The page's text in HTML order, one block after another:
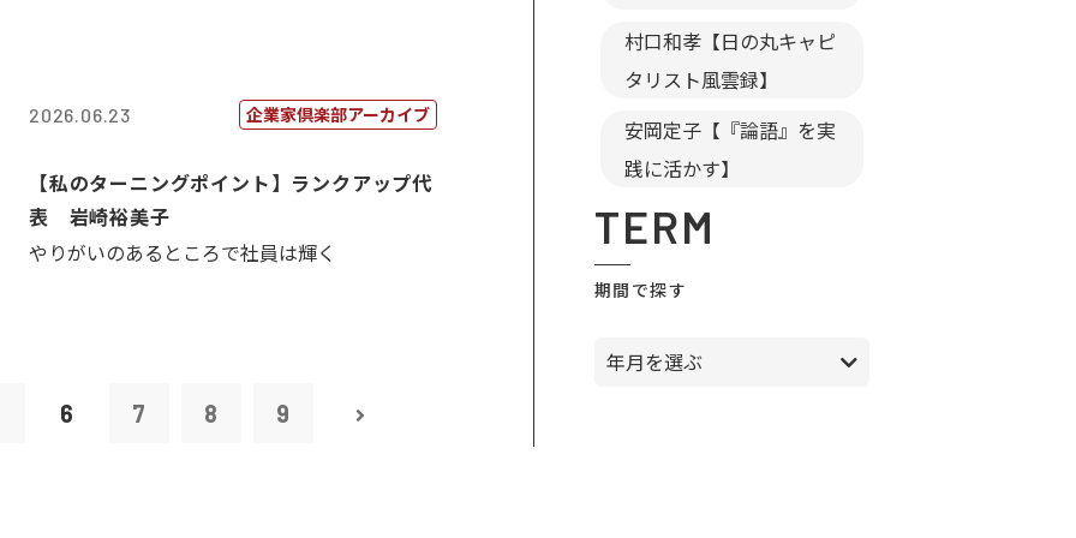
2026.06.23 企業家倶楽部アーカイブ
【私のターニングポイント】ランクアップ代
表 岩崎裕美子
やりがいのあるところで社員は輝く
6 7 8 9
村口和孝【日の丸キャピ
タリスト風雲録】
安岡定子【『論語』を実
践に活かす】
TERM
期間で探す
年月を選ぶ